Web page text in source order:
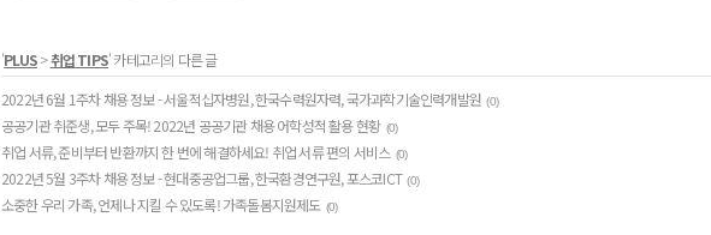
'PLUS>취업 TIPS' 카테고리의 다른 글
2022년 6월 1주차 채용 정보 - 서울적십자병원, 한국수력원자력, 국가과학기술인력개발원 (0)
공공기관 취준생, 모두 주목! 2022년 공공기관 채용 어학성적 활용 현황 (0)
취업 서류, 준비부터 반환까지 한 번에 해결하세요! 취업 서류 편의 서비스 (0)
2022년 5월 3주차 채용 정보 - 현대중공업그룹, 한국환경연구원, 포스코ICT (0)
소중한 우리 가족, 언제나 지킬 수 있도록! 가족돌봄지원제도 (0)